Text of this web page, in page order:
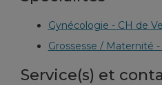
Gynécologie - CH de
Grossesse / Maternité
Service(s) et